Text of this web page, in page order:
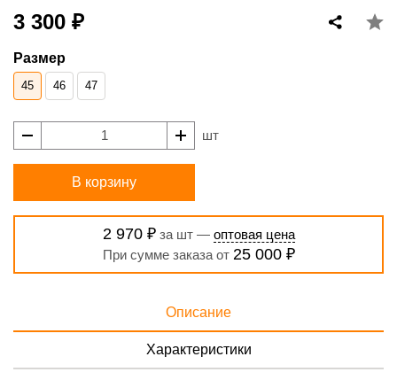
3 300 ₽
Размер
45 46 47
шт
В корзину
2 970 ₽за шт — оптовая цена
При сумме заказа от 25 000 ₽
Описание
Характеристики